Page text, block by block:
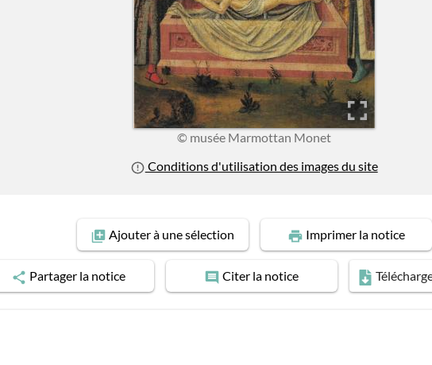
© musée Marmottan Monet
Conditions d'utilisation des images du site
Ajouterà une sélection Imprimerla notice
Partagerla notice Citer la notice